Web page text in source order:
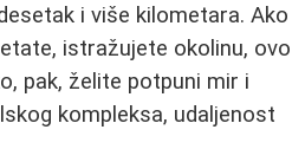
i više kilometara. Ako
istražujete okolinu, ovo
pak, želite potpuni mir i
kompleksa, udaljenost